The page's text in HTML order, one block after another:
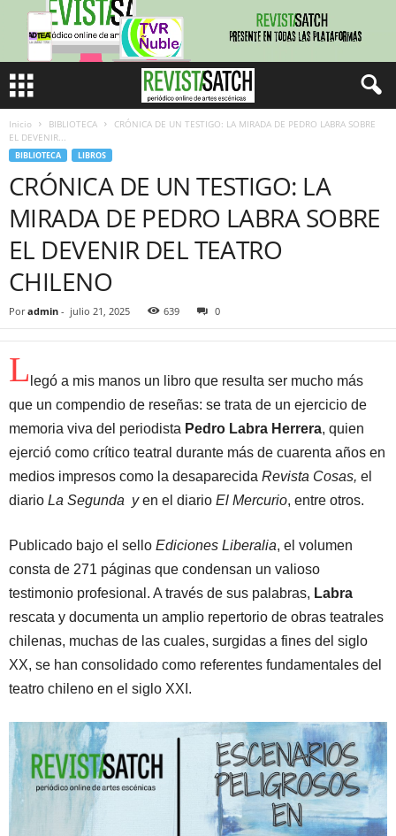
Inicio BIBLIOTECA
CRÓNICA DE UN TESTIGO: LA MIRADA DE PEDRO LABRA SOBRE
EL DEVENIR...
BIBLIOTECA LIBROS
CRÓNICA DE UN TESTIGO: LA
MIRADA DE PEDRO LABRA SOBRE
EL DEVENIR DEL TEATRO
CHILENO
Por admin - julio 21, 2025 639 0
L legó a mis manos un libro que resulta ser mucho más
que un compendio de reseñas: se trata de un ejercicio de
memoria viva del periodista Pedro Labra Herrera, quien
ejerció como crítico teatral durante más de cuarenta años en
medios impresos como la desaparecida Revista Cosas, el
diario La Segunda yen el diario El Mercurio, entre otros.
Publicado bajo el sello Ediciones Liberalia, el volumen
consta de 271 páginas que condensan un valioso
testimonio profesional. A través de sus palabras, Labra
rescata y documenta un amplio repertorio de obras teatrales
chilenas, muchas de las cuales, surgidas a fines del siglo
XX, se han consolidado como referentes fundamentales del
teatro chileno en el siglo XXI.